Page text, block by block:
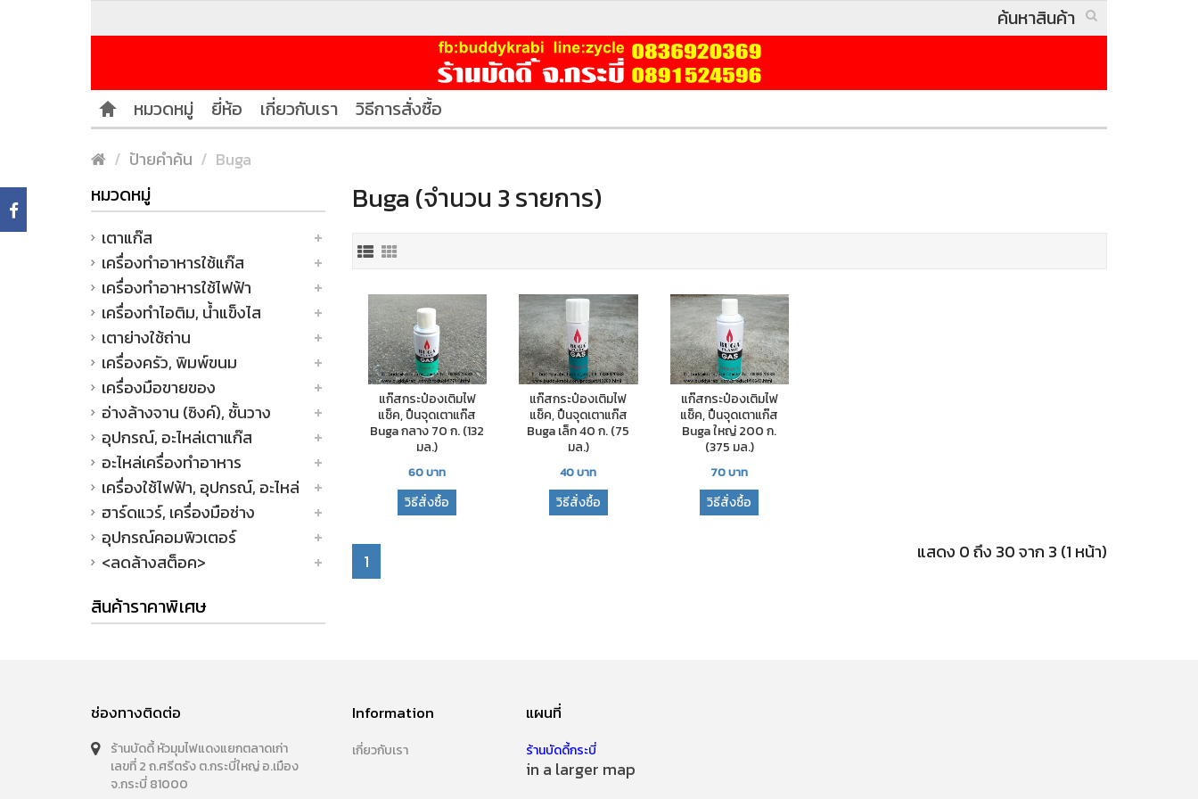
หมวดหมู่ ยี่ห้อ เกี่ยวกับเรา วิธีการสั่งซื้อ
ป้ายคำค้น Buga
หมวดหมู่
เตาแก๊ส
เครื่องทำอาหารใช้แก๊ส
เครื่องทำอาหารใช้ไฟฟ้า
เครื่องทำไอติม, น้ำแข็งไส
เตาย่างใช้ถ่าน
เครื่องครัว, พิมพ์ขนม
เครื่องมือขายของ
อ่างล้างจาน (ซิงค์), ชั้นวาง
อุปกรณ์, อะไหล่เตาแก๊ส
อะไหล่เครื่องทำอาหาร
เครื่องใช้ไฟฟ้า, อุปกรณ์, อะไหล่
ฮาร์ดแวร์, เครื่องมือช่าง
อุปกรณ์คอมพิวเตอร์
<ลดล้างสต็อค>
สินค้าราคาพิเศษ
Buga (จำนวน 3 รายการ)
แก๊สกระป๋องเติมไฟ
แช็ค, ปืนจุดเตาแก๊ส
Buga กลาง 70 ก. (132
มล.)
60บาท
วิธีสั่งซื้อ
แก๊สกระป๋องเติมไฟ
แช็ค, ปืนจุดเตาแก๊ส
Buga เล็ก 40 ก. (75
มล.)
40บาท
วิธีสั่งซื้อ
แก๊สกระป๋องเติมไฟ
แช็ค, ปืนจุดเตาแก๊ส
Buga ใหญ่ 200 ก.
(375 มล.)
70บาท
วิธีสั่งซื้อ
1 แสดง 0 ถึง 30 จาก 3 (1 หน้า)
ช่องทางติดต่อ
ร้านบัดดี้ หัวมุมไฟแดงแยกตลาดเก่า
เลขที่ 2 ถ.ศรีตรัง ต.กระบี่ใหญ่ อ.เมือง
จ.กระบี่ 81000
Information
เกี่ยวกับเรา
แผนที่
ร้านบัดดี้กระบี่
in a larger map